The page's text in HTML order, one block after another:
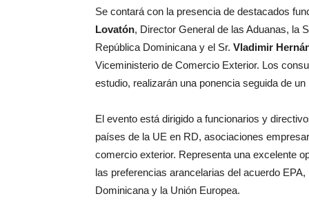
Se contará con la presencia de destacados
Lovatón, Director General de las Aduanas, la
República Dominicana y el Sr. Vladimir
Viceministerio de Comercio Exterior. Los
estudio, realizarán una ponencia seguida de
El evento está dirigido a funcionarios y
países de la UE en RD, asociaciones
comercio exterior. Representa una excelente
las preferencias arancelarias del acuerdo
Dominicana y la Unión Europea.